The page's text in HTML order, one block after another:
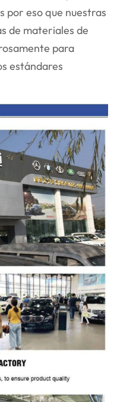
por eso que nuestras
de materiales de
para
estándares